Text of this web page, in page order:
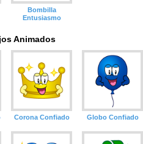
Bombilla
Entusiasmo
Animados
Corona Confiado Globo Confiado